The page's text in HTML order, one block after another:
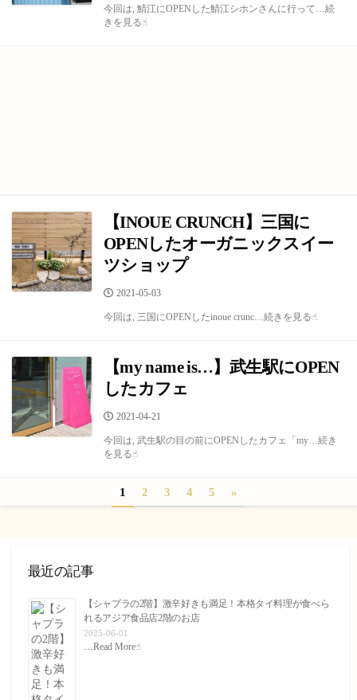
日
今回は, 鯖江にOPENした鯖江シホンさんに行って…続
きを見る☝︎
【INOUE CRUNCH】三国に
OPENしたオーガニックスイー
ツショップ
公
日
2021-05-03
今回は, 三国にOPENしたinoue crunc…続きを見る☝︎
【my name is…】武生駅にOPEN
したカフェ
公
日
2021-04-21
今回は, 武生駅の目の前にOPENしたカフェ「my…続き
を見る☝︎
1 2 3 4 5 »
最近の記事
【シャプラの2階】激辛好きも満足！本格タイ料理が食べら
れるアジア食品店2階のお店
2025-06-01
Read More☝︎